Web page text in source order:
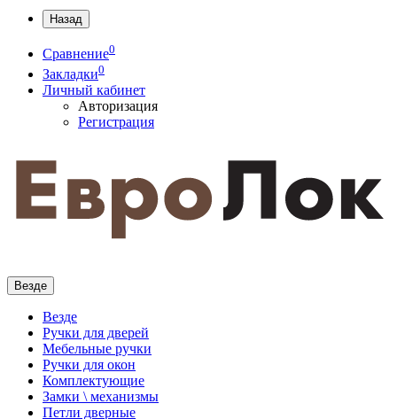
Назад
Сравнение0
Закладки0
Личный кабинет
Авторизация
Регистрация
Везде
Везде
Ручки для дверей
Мебельные ручки
Ручки для окон
Комплектующие
Замки \ механизмы
Петли дверные